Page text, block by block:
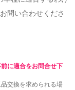
問い合わせくださ
に適合をお問合せ下
交換を求められる場